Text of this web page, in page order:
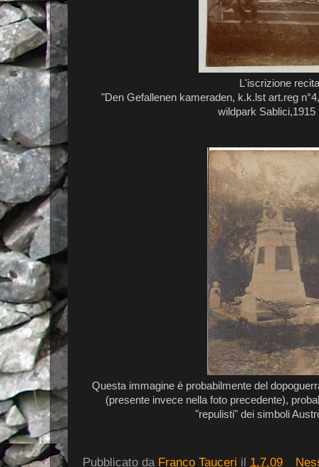
L'iscrizione
"Den Gefallenen kameraden, k.k.lst art.reg
wildpark Sablici,1915
Questa immagine è probabilmente del
(presente invece nella foto precedente),
"repulisti" dei simboli
Pubblicato da Franco Tauceri il 1.7.09